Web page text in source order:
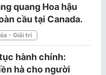
quang Hoa hậu
cầu tại Canada.
- Giải trí
hành chính:
hà cho người